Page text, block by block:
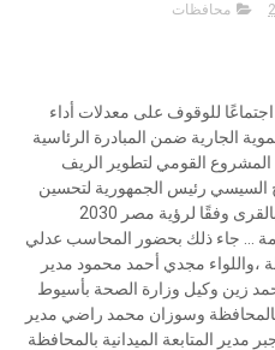
محافظات
للوقوف على معدلات أداء
الجارية ضمن المبادرة الرئاسية
المشروع القومي لتطوير الريف
السيسي رئيس الجمهورية لتحسين
مستوي الخدمات المقدمة للمواطنين بالقرى وفقًا لرؤية مصر 2030
... جاء ذلك بحضور المحاسب عدلي
،واللواء مجدي أحمد محمود مدير
زين وكيل وزارة الصحة بأسيوط
وسوزان محمد راضي مدير
المتابعة الميدانية بالمحافظة